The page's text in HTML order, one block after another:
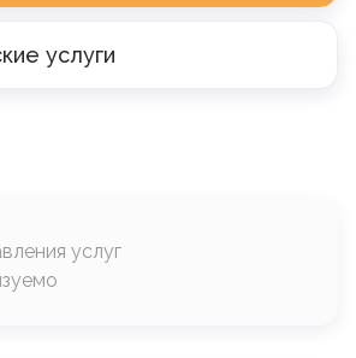
услуги
услуг